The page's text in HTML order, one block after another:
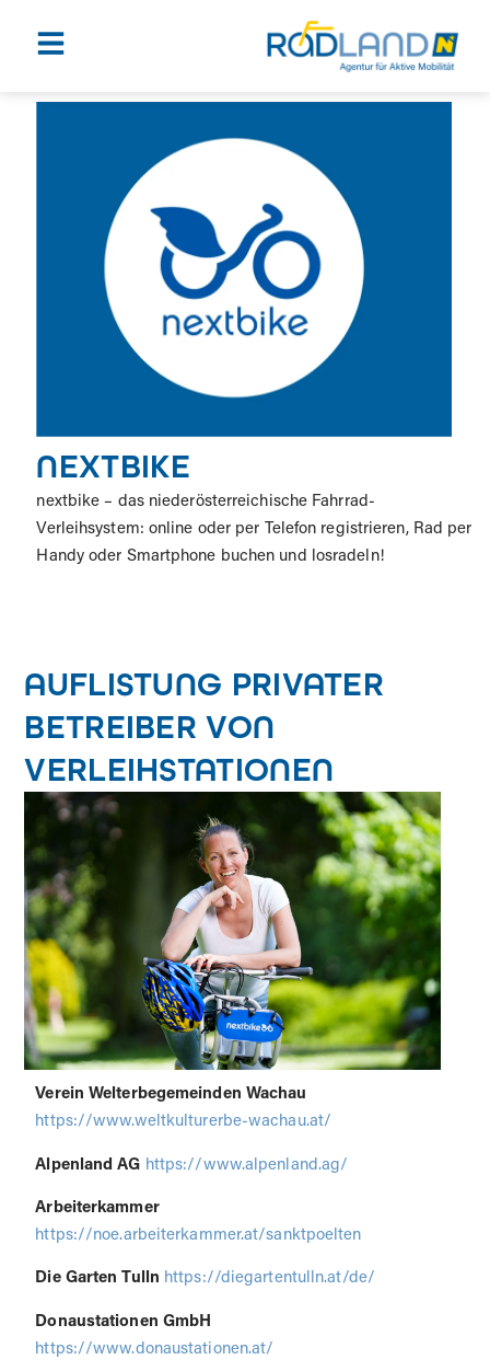
NEXTBIKE
nextbike – das niederösterreichische Fahrrad-
Verleihsystem: online oder per Telefon registrieren, Rad per
Handy oder Smartphone buchen und losradeln!
AUFLISTUNG PRIVATER
BETREIBER VON
VERLEIHSTATIONEN
Verein Welterbegemeinden Wachau
https://www.weltkulturerbe-wachau.at/
Alpenland AG https://www.alpenland.ag/
Arbeiterkammer
https://noe.arbeiterkammer.at/sanktpoelten
Die Garten Tulln https://diegartentulln.at/de/
Donaustationen GmbH
https://www.donaustationen.at/